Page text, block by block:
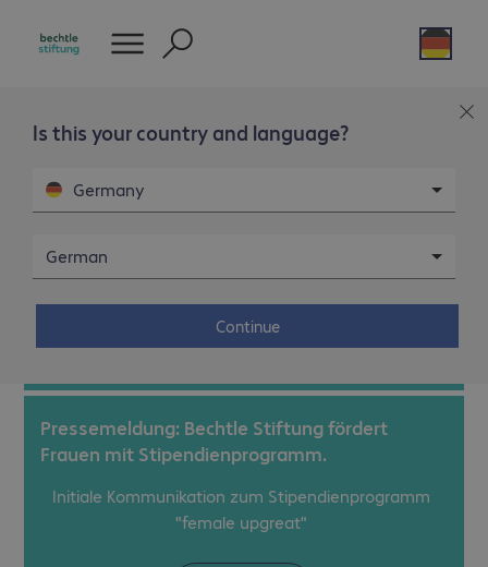
Is this your country and language?
Germany
German
Continue
Pressemitteilungen
Pressemeldung: Bechtle gründet
gemeinnützige Stiftung.
Initiale Kommunikation zur Gründung der Bechtle
Stiftung
Mehr erfahren
Pressemeldung: Bechtle Stiftung fördert
Frauen mit Stipendienprogramm.
Initiale Kommunikation zum Stipendienprogramm
"female upgreat"